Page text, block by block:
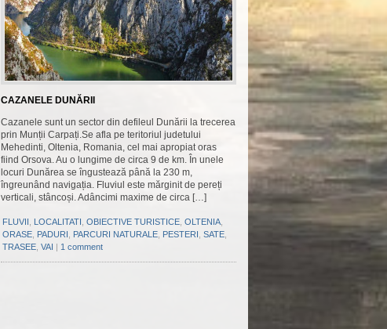
CAZANELE DUNĂRII
Cazanele sunt un sector din defileul Dunării la trecerea
prin Munții Carpați.Se afla pe teritoriul judetului
Mehedinti, Oltenia, Romania, cel mai apropiat oras
fiind Orsova. Au o lungime de circa 9 de km. În unele
locuri Dunărea se îngustează până la 230 m,
îngreunând navigația. Fluviul este mărginit de pereți
verticali, stâncoși. Adâncimi maxime de circa […]
FLUVII LOCALITATI OBIECTIVE TURISTICE OLTENIA
ORASE PADURI PARCURI NATURALE PESTERI SATE
TRASEE VAI | 1 comment